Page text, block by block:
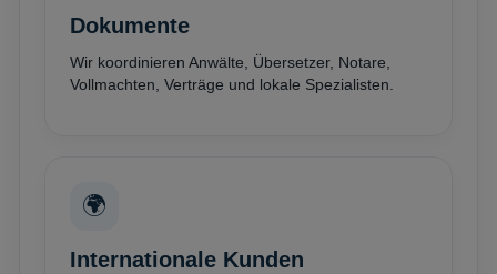
Dokumente
Wir koordinieren Anwälte, Übersetzer, Notare,
Vollmachten, Verträge und lokale Spezialisten.
🌍
Internationale Kunden